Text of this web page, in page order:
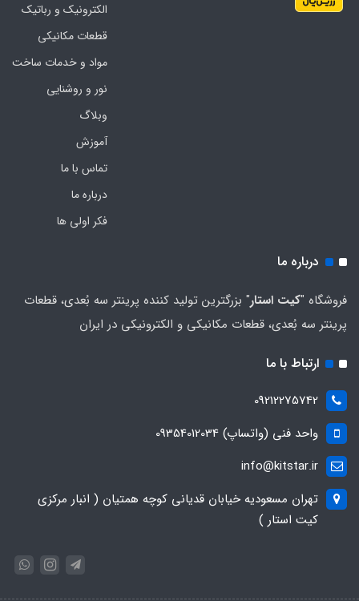
الکترونیک و رباتیک
قطعات مکانیکی
مواد و خدمات ساخت
نور و روشنایی
وبلاگ
آموزش
تماس با ما
درباره ما
فکر اولی ها
درباره ما
فروشگاه "کیت استار" بزرگترین تولید کننده پرینتر سه بُعدی، قطعات
پرینتر سه بُعدی، قطعات مکانیکی و الکترونیکی در ایران
ارتباط با ما
09212275742
واحد فنی (واتساپ) 09354012034
info@kitstar.ir
تهران مسعودیه خیابان قدیانی کوچه همتیان ( انبار مرکزی
کیت استار )